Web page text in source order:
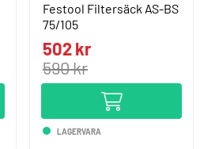
Festool Filtersäck AS-BS
75/105
502 kr
590 kr
LAGERVARA